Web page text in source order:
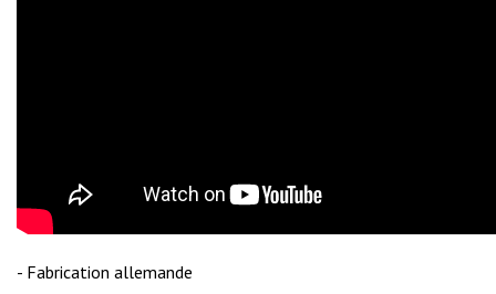
- Fabrication allemande